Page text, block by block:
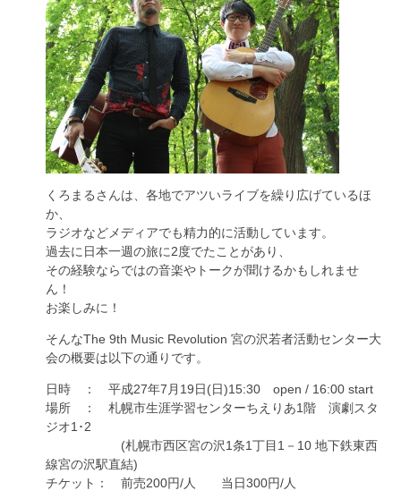
くろまるさんは、各地でアツいライブを繰り広げているほ
か、
ラジオなどメディアでも精力的に活動しています。
過去に日本一週の旅に2度でたことがあり、
その経験ならではの音楽やトークが聞けるかもしれませ
ん！
お楽しみに！
そんなThe 9th Music Revolution 宮の沢若者活動センター大
会の概要は以下の通りです。
日時 ： 平成27年7月19日(日)15:30 open / 16:00 start
場所 ： 札幌市生涯学習センターちえりあ1階 演劇スタ
ジオ1･2
(札幌市西区宮の沢1条1丁目1－10 地下鉄東西
線宮の沢駅直結)
チケット： 前売200円/人 当日300円/人